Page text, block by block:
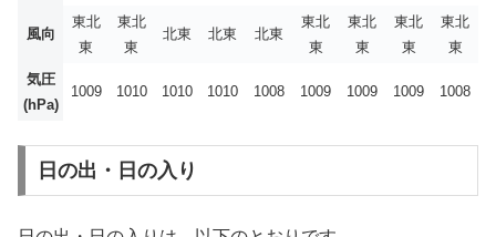
風向
東北
東
東北
東
北東 北東 北東
東北
東
東北
東
東北
東
東北
東
気圧
(hPa)
1009 1010 1010 1010 1008 1009 1009 1009 1008
日の出・日の入り